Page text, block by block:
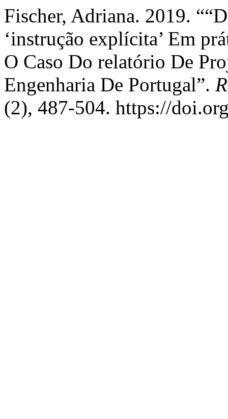
Fischer, Adriana. 2019.
‘instrução explícita’ Em
O Caso Do relatório De
Engenharia De Portugal”.
(2), 487-504. https://